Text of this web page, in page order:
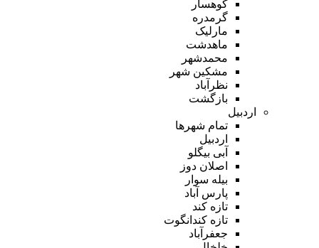
کوهسار
گرمدره
مارلیک
ماهدشت
محمدشهر
مشکین شهر
نظرآباد
بازگشت
اردبیل
تمام شهر‌ها
اردبیل
آبی بیگلو
اصلان دوز
بیله سوار
پارس آباد
تازه کند
تازه کندانگوت
جعفرآباد